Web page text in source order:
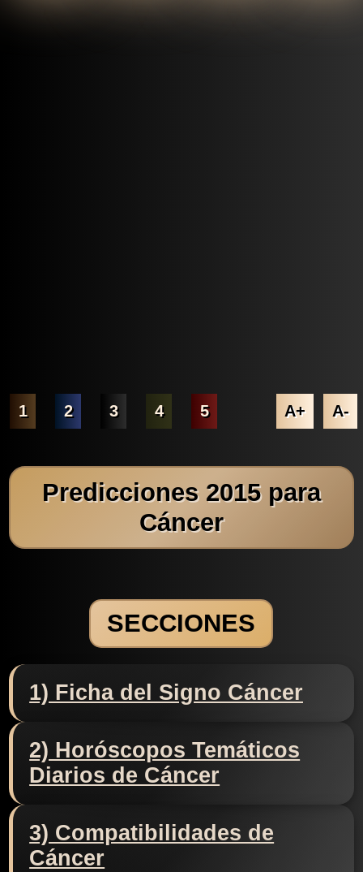
1 2 3 4 5 A+ A-
Predicciones 2015 para
Cáncer
SECCIONES
1) Ficha del Signo Cáncer
2) Horóscopos Temáticos
Diarios de Cáncer
3) Compatibilidades de
Cáncer